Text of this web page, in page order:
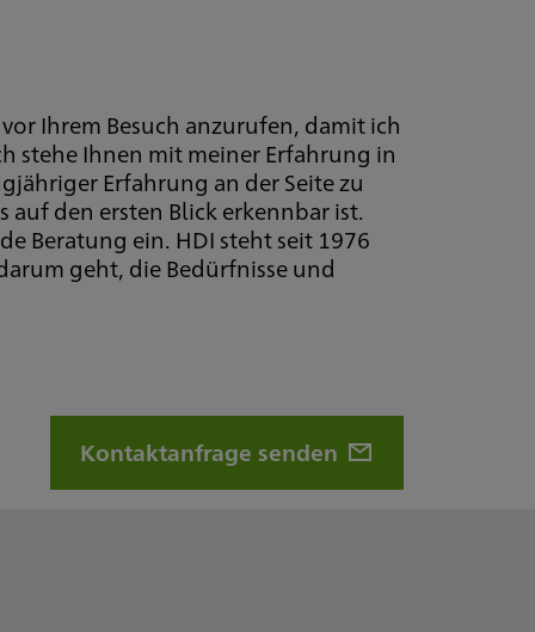
Ihrem Besuch anzurufen, damit ich
stehe Ihnen mit meiner Erfahrung in
Erfahrung an der Seite zu
den ersten Blick erkennbar ist.
Beratung ein. HDI steht seit 1976
geht, die Bedürfnisse und
Kontaktanfrage senden